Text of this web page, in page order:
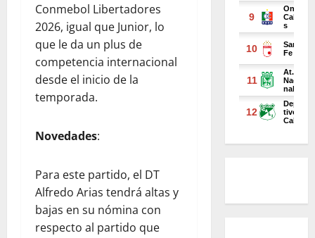
Conmebol Libertadores
2026, igual que Junior, lo
que le da un plus de
competencia internacional
desde el inicio de la
temporada.
Novedades:
Para este partido, el DT
Alfredo Arias tendrá altas y
bajas en su nómina con
respecto al partido que